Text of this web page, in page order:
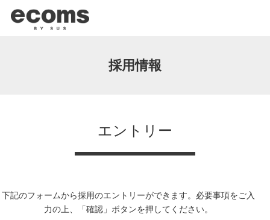
採用情報
エントリー
下記のフォームから採用のエントリーができます。必要事項をご入
力の上、「確認」ボタンを押してください。